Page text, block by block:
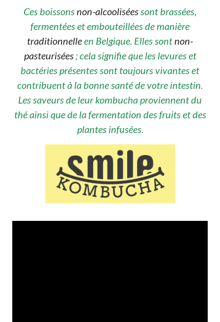
Ces boissonsnon-alcooliséessont brassées,
fermentées et embouteillées de manière
traditionnelleen Belgique. Elles sontnon-
pasteurisées; cela signifie que les levures et
bactéries présentes sont toujours vivantes et
contribuent à la bonne santé de votre intestin.
Les saveurs de leur kombucha proviennent du
thé ainsi que de la fermentation des fruits et des
plantes infusées.